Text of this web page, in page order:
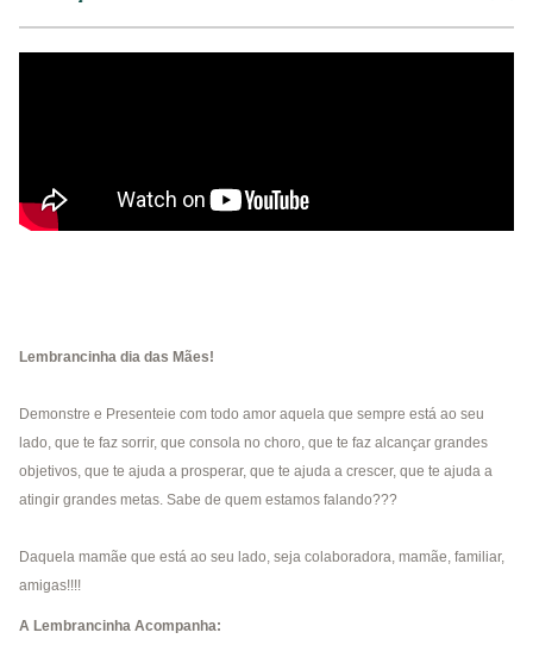
Lembrancinha dia das Mães!
Demonstre e Presenteie com todo amor aquela que sempre está ao seu
lado, que te faz sorrir, que consola no choro, que te faz alcançar grandes
objetivos, que te ajuda a prosperar, que te ajuda a crescer, que te ajuda a
atingir grandes metas. Sabe de quem estamos falando???
Daquela mamãe que está ao seu lado, seja colaboradora, mamãe, familiar,
amigas!!!!
A Lembrancinha Acompanha: